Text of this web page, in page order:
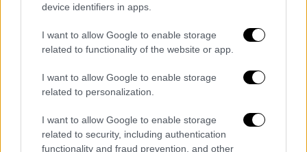
device identifiers in apps.
I want to allow Google to enable storage
related to functionality of the website or app.
I want to allow Google to enable storage
related to personalization.
I want to allow Google to enable storage
related to security, including authentication
functionality and fraud prevention, and other
Η ίδια η Felicia, διατηρώντας το χιούμορ της
παρά την πίεση, έστειλε γραπτό μήνυμα
στους δημοσιογράφους: «Το χειρότερο για
μένα είναι ότι δεν μπορώ να μιλήσω.Είναι
σιωπή! Παρ’ όλα αυτά, πρέπει να
ακολουθήσω τις οδηγίες, να ξεκουραστώ και